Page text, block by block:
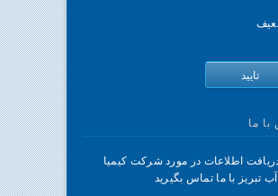
ما
اطلاعات در مورد شرکت کیمیا
تبریز با ما تماس بگيريد